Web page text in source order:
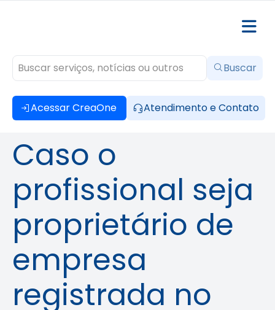
Acessar CreaOne Atendimento e Contato
Buscar
Caso o
profissional seja
proprietário de
empresa
registrada no